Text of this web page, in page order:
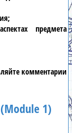
предмета
комментарии
1)